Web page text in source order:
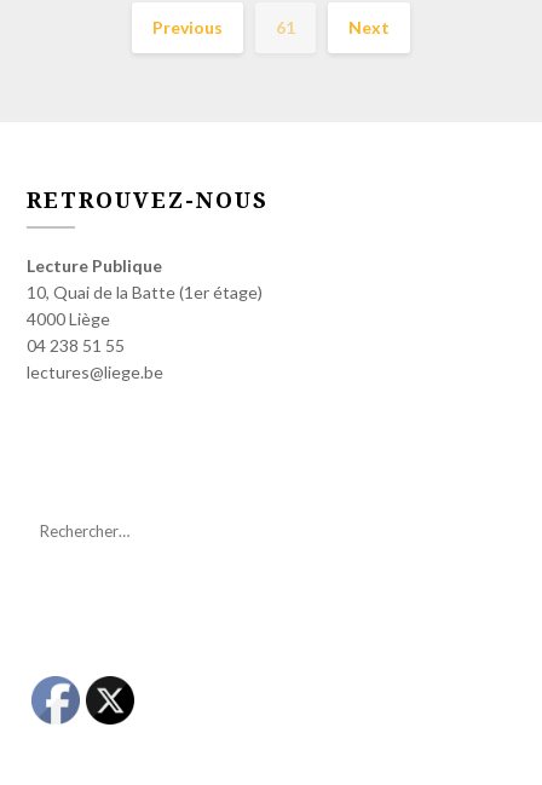
Previous 61 Next
RETROUVEZ-NOUS
Lecture Publique
10, Quai de la Batte (1er étage)
4000 Liège
04 238 51 55
lectures@liege.be